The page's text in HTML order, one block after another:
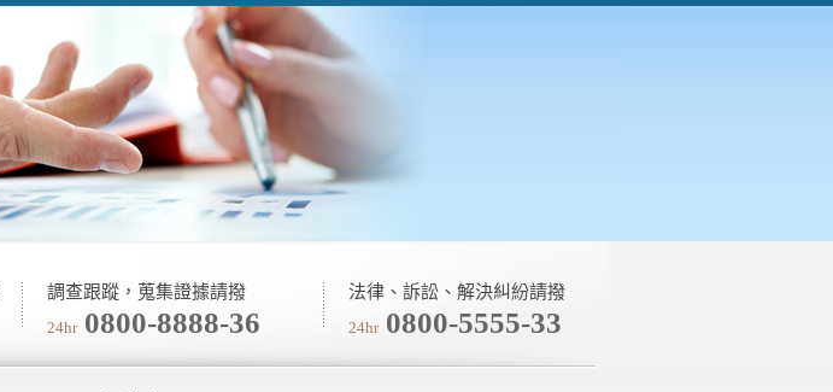
調查跟蹤，蒐集證據請撥
24hr 0800-8888-36
法律、訴訟、解決糾紛請撥
24hr 0800-5555-33